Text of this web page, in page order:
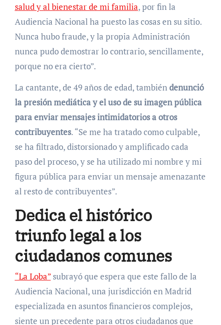
salud y al bienestar de mi familia, por fin la
Audiencia Nacional ha puesto las cosas en su sitio.
Nunca hubo fraude, y la propia Administración
nunca pudo demostrar lo contrario, sencillamente,
porque no era cierto”.
La cantante, de 49 años de edad, también denunció
la presión mediática y el uso de su imagen pública
para enviar mensajes intimidatorios a otros
contribuyentes. “Se me ha tratado como culpable,
se ha filtrado, distorsionado y amplificado cada
paso del proceso, y se ha utilizado mi nombre y mi
figura pública para enviar un mensaje amenazante
al resto de contribuyentes”.
Dedica el histórico
triunfo legal a los
ciudadanos comunes
“La Loba”subrayó que espera que este fallo de la
Audiencia Nacional, una jurisdicción en Madrid
especializada en asuntos financieros complejos,
siente un precedente para otros ciudadanos que